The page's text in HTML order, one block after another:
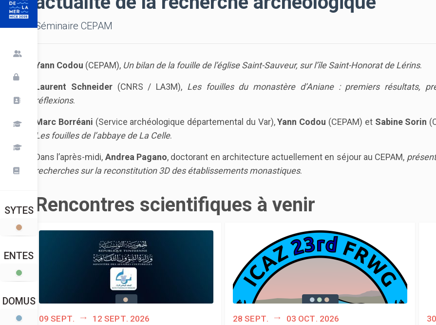
SYTES
ENTES
DOMUS
Séminaire CEPAM
Yann Codou (CEPAM), Un bilan de la fouille de l’église Saint-Sauveur, sur l’île Saint-Honorat de Lérins.
Laurent Schneider(CNRS / LA3M), Les fouilles du monastère d’Aniane : premiers résultats,
réflexions.
Marc Borréani (Service archéologique départemental du Var),Yann Codou (CEPAM) etSabine Sorin
Les fouilles de l’abbaye de La Celle.
Dans l’après-midi, Andrea Pagano, doctorant en architecture actuellement en séjour au CEPAM,
recherches sur la reconstitution 3D des établissements monastiques.
Rencontres scientifiques à venir
09 sept. 12 sept. 2026 28 sept. 03 oct. 2026